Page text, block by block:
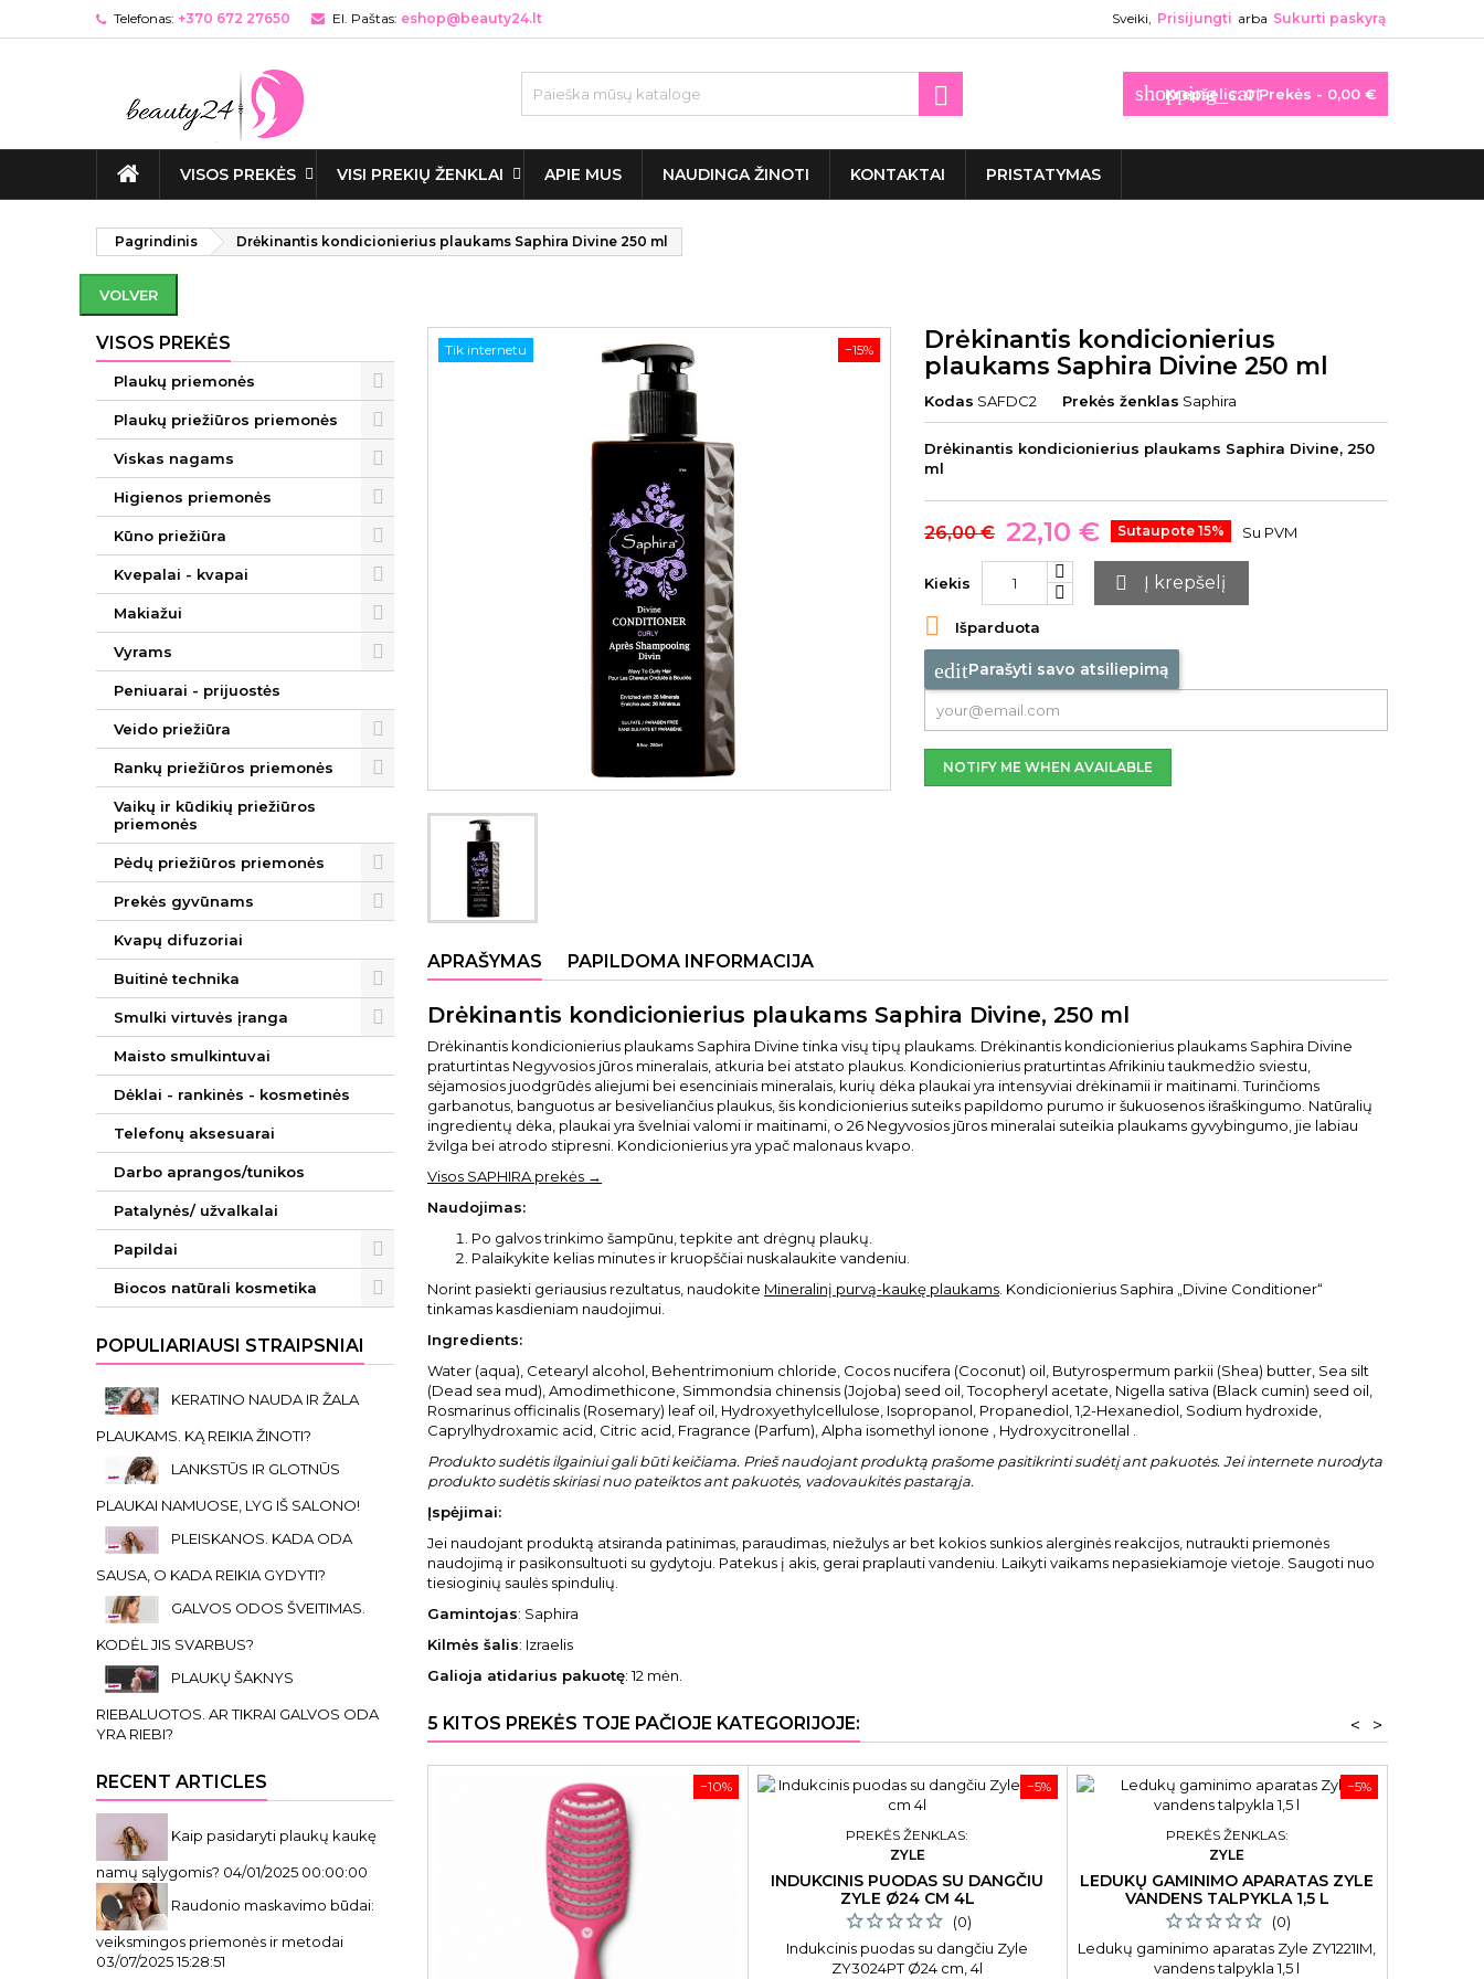
Telefonas: +370 672 27650 El. Paštas: eshop@beauty24.lt Sveiki, Prisijungti arba Sukurti paskyrą
shopping_cart
Krepšelis: 0Prekės - 0,00 €

VISOS PREKĖS VISI PREKIŲ ŽENKLAI APIE MUS NAUDINGA ŽINOTI KONTAKTAI PRISTATYMAS
Pagrindinis Drėkinantis kondicionierius plaukams Saphira Divine 250 ml
VOLVER
VISOS PREKĖS
Plaukų priemonės
Plaukų priežiūros priemonės
Viskas nagams
Higienos priemonės
Kūno priežiūra
Kvepalai - kvapai
Makiažui
Vyrams
Peniuarai - prijuostės
Veido priežiūra
Rankų priežiūros priemonės
Vaikų ir kūdikių priežiūros
priemonės
Pėdų priežiūros priemonės
Prekės gyvūnams
Kvapų difuzoriai
Buitinė technika
Smulki virtuvės įranga
Maisto smulkintuvai
Dėklai - rankinės - kosmetinės
Telefonų aksesuarai
Darbo aprangos/tunikos
Patalynės/ užvalkalai
Papildai
Biocos natūrali kosmetika
POPULIARIAUSI STRAIPSNIAI
KERATINO NAUDA IR ŽALA
PLAUKAMS. KĄ REIKIA ŽINOTI?
LANKSTŪS IR GLOTNŪS
PLAUKAI NAMUOSE, LYG IŠ SALONO!
PLEISKANOS. KADA ODA
SAUSA, O KADA REIKIA GYDYTI?
GALVOS ODOS ŠVEITIMAS.
KODĖL JIS SVARBUS?
PLAUKŲ ŠAKNYS
RIEBALUOTOS. AR TIKRAI GALVOS ODA
YRA RIEBI?
RECENT ARTICLES
Kaip pasidaryti plaukų kaukę
namų sąlygomis? 04/01/2025 00:00:00
Raudonio maskavimo būdai:
veiksmingos priemonės ir metodai
03/07/2025 15:28:51
−15%
Tik internetu
Drėkinantis kondicionierius
plaukams Saphira Divine 250 ml
Kodas SAFDC2 Prekės ženklas Saphira
Drėkinantis kondicionierius plaukams Saphira Divine, 250
ml
26,00 € 22,10 € Sutaupote 15% Su PVM
Kiekis  Į krepšelį
 Išparduota
editParašyti savo atsiliepimą
NOTIFY ME WHEN AVAILABLE
APRAŠYMAS PAPILDOMA INFORMACIJA
Drėkinantis kondicionierius plaukams Saphira Divine, 250 ml
Drėkinantis kondicionierius plaukams Saphira Divine tinka visų tipų plaukams. Drėkinantis kondicionierius plaukams Saphira Divine
praturtintas Negyvosios jūros mineralais, atkuria bei atstato plaukus. Kondicionierius praturtintas Afrikiniu taukmedžio sviestu,
sėjamosios juodgrūdės aliejumi bei esenciniais mineralais, kurių dėka plaukai yra intensyviai drėkinamii ir maitinami. Turinčioms
garbanotus, banguotus ar besiveliančius plaukus, šis kondicionierius suteiks papildomo purumo ir šukuosenos išraškingumo. Natūralių
ingredientų dėka, plaukai yra švelniai valomi ir maitinami, o 26 Negyvosios jūros mineralai suteikia plaukams gyvybingumo, jie labiau
žvilga bei atrodo stipresni. Kondicionierius yra ypač malonaus kvapo.
Visos SAPHIRA prekės →
Naudojimas:
Po galvos trinkimo šampūnu, tepkite ant drėgnų plaukų.
Palaikykite kelias minutes ir kruopščiai nuskalaukite vandeniu.
Norint pasiekti geriausius rezultatus, naudokite Mineralinį purvą-kaukę plaukams . Kondicionierius Saphira „Divine Conditioner“
tinkamas kasdieniam naudojimui.
Ingredients:
Water (aqua), Cetearyl alcohol, Behentrimonium chloride, Cocos nucifera (Coconut) oil, Butyrospermum parkii (Shea) butter, Sea silt
(Dead sea mud), Amodimethicone, Simmondsia chinensis (Jojoba) seed oil, Tocopheryl acetate, Nigella sativa (Black cumin) seed oil,
Rosmarinus officinalis (Rosemary) leaf oil, Hydroxyethylcellulose, Isopropanol, Propanediol, 1,2-Hexanediol, Sodium hydroxide,
Caprylhydroxamic acid, Citric acid, Fragrance (Parfum), Alpha isomethyl ionone , Hydroxycitronellal .
Produkto sudėtis ilgainiui gali būti keičiama. Prieš naudojant produktą prašome pasitikrinti sudėtį ant pakuotės. Jei internete nurodyta
produkto sudėtis skiriasi nuo pateiktos ant pakuotės, vadovaukitės pastarąja.
Įspėjimai:
Jei naudojant produktą atsiranda patinimas, paraudimas, niežulys ar bet kokios sunkios alerginės reakcijos, nutraukti priemonės
naudojimą ir pasikonsultuoti su gydytoju. Patekus į akis, gerai praplauti vandeniu. Laikyti vaikams nepasiekiamoje vietoje. Saugoti nuo
tiesioginių saulės spindulių.
Gamintojas: Saphira
Kilmės šalis: Izraelis
Galioja atidarius pakuotę: 12 mėn.
5 KITOS PREKĖS TOJE PAČIOJE KATEGORIJOJE: >
<
−10% −5%
PREKĖS ŽENKLAS:
ZYLE
INDUKCINIS PUODAS SU DANGČIU
ZYLE Ø24 CM 4L
(0)
Indukcinis puodas su dangčiu Zyle
ZY3024PT Ø24 cm, 4l
−5%
PREKĖS ŽENKLAS:
ZYLE
LEDUKŲ GAMINIMO APARATAS ZYLE
VANDENS TALPYKLA 1,5 L
(0)
Ledukų gaminimo aparatas Zyle ZY1221IM,
vandens talpykla 1,5 l